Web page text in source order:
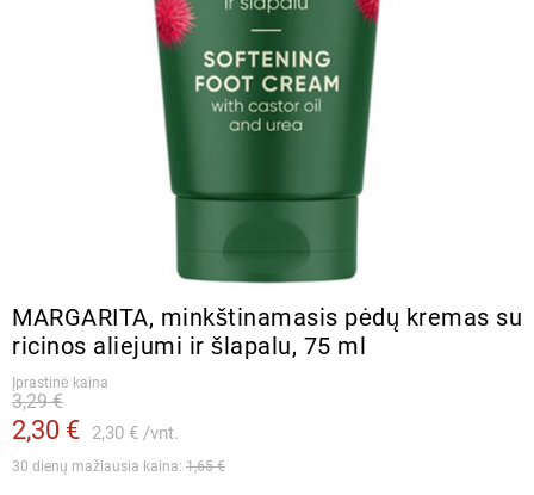
MARGARITA, minkštinamasis pėdų kremas su
ricinos aliejumi ir šlapalu, 75 ml
Įprastinė kaina
2,30 € 2,30 € vnt.
3,29 €
30 dienų mažiausia kaina: 1,65 €